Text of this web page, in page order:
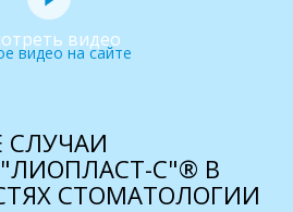
видео
видео на сайте
СЛУЧАИ
С"® В
СТОМАТОЛОГИИ